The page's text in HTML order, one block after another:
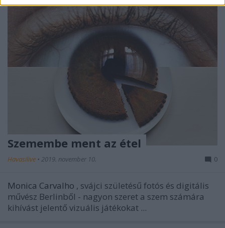
Szemembe ment az étel
Havasilive • 2019. november 10. 0
Monica Carvalho , svájci születésű fotós és digitális
művész Berlinből - nagyon szeret a szem számára
kihívást jelentő vizuális játékokat ...